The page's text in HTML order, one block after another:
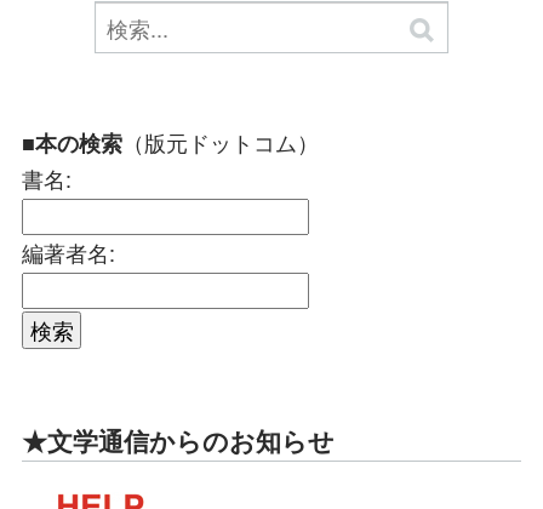
■本の検索 （版元ドットコム）
書名:
編著者名:
★文学通信からのお知らせ